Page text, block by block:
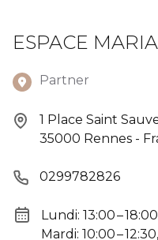
ESPACE
Partner
1 Place Saint
35000 Rennes -
0299782826
Lundi: 13:00 – 18:00
Mardi: 10:00 –